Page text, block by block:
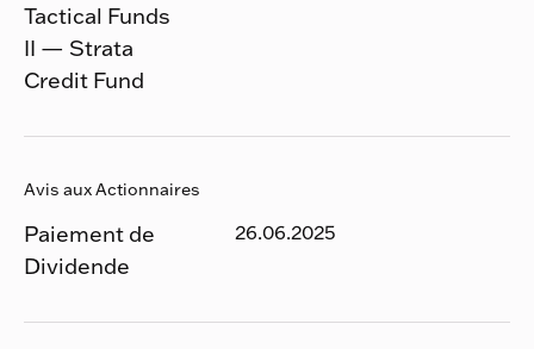
Tactical Funds
II — Strata
Credit Fund
Avis aux Actionnaires
Paiement de
Dividende
26.06.2025